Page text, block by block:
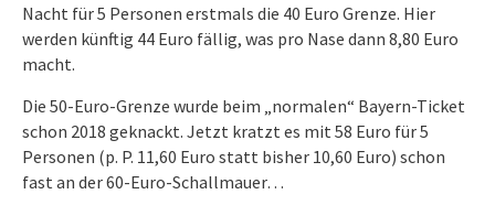
Nacht für 5 Personen erstmals die 40 Euro Grenze. Hier
werden künftig 44 Euro fällig, was pro Nase dann 8,80 Euro
macht.
Die 50-Euro-Grenze wurde beim „normalen“ Bayern-Ticket
schon 2018 geknackt. Jetzt kratzt es mit 58 Euro für 5
Personen (p. P. 11,60 Euro statt bisher 10,60 Euro) schon
fast an der 60-Euro-Schallmauer…